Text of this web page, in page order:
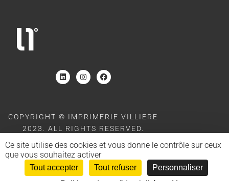
Ce site utilise des cookies et vous donne le contrôle sur ceux
que vous souhaitez activer
Tout accepter Tout refuser
Personnaliser
COPYRIGHT © IMPRIMERIE VILLIERE
2023. ALL RIGHTS RESERVED.
SITE POWERED BY MOOD AND BACK